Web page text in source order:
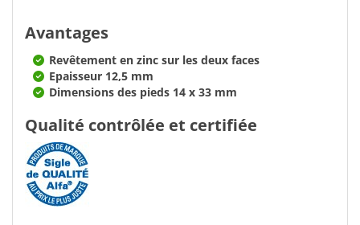
Avantages
Revêtement en zinc sur les deux faces
Epaisseur 12,5 mm
Dimensions des pieds 14 x 33 mm
Qualité contrôlée et certifiée